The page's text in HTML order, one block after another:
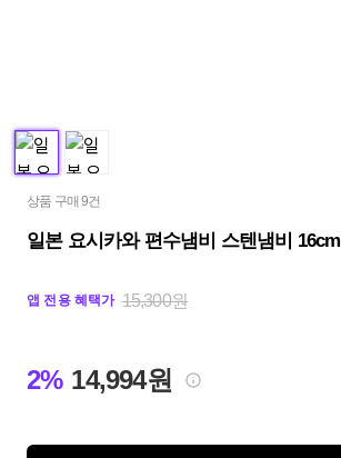
상품 구매 9건
일본 요시카와 편수냄비 스텐냄비 16cm
앱 전용 혜택가 15,300원
2% 14,994원